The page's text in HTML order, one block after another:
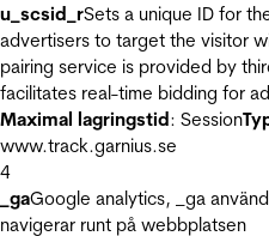
u_scsid_rSets a unique ID for
advertisers to target the visitor
pairing service is provided by
facilitates real-time bidding for
Maximal lagringstid: Session
www.track.garnius.se
4
_gaGoogle analytics, _ga
navigerar runt på webbplatsen